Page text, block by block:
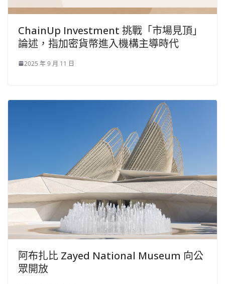
ChainUp Investment 挑戰「市場見頂」
論述，指加密貨幣進入機構主導時代
2025 年 9 月 11 日
阿布扎比 Zayed National Museum 向公
眾開放